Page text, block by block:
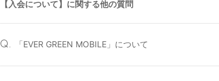
【入会について】に関する他の質問
Q. 「EVER GREEN MOBILE」について